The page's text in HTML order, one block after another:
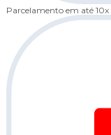
Parcelamento em até 10x